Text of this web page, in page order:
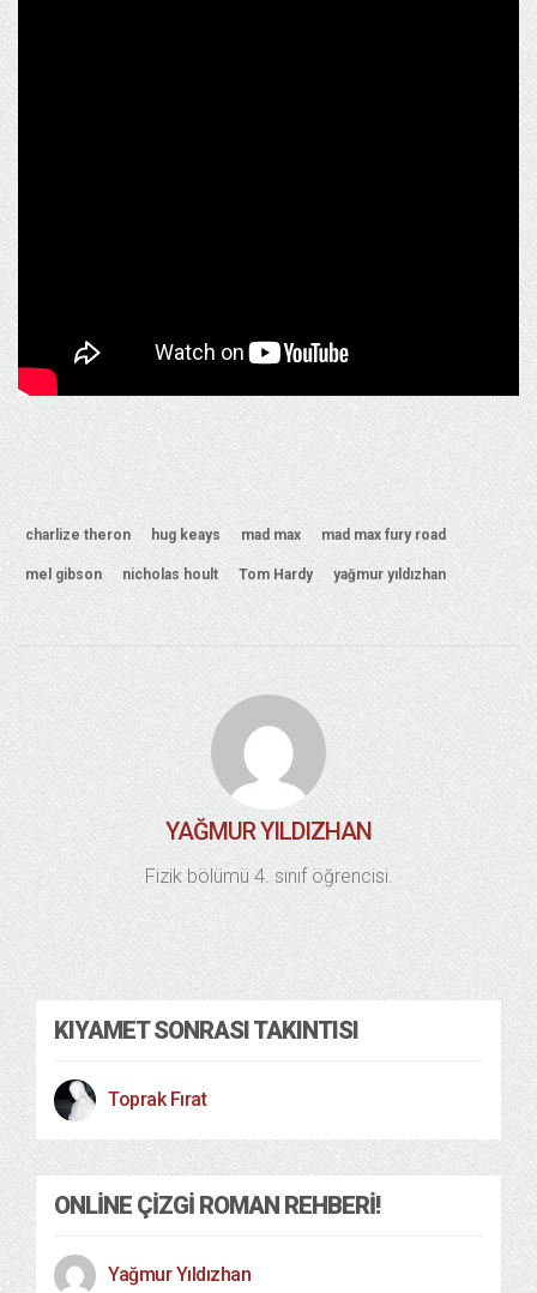
charlize theron hug keays mad max mad max fury road
mel gibson nicholas hoult Tom Hardy yağmur yıldızhan
YAĞMUR YILDIZHAN
Fizik bölümü 4. sınıf öğrencisi.
KIYAMET SONRASI TAKINTISI
Toprak Fırat
ONLINE ÇIZGI ROMAN REHBERI!
Yağmur Yıldızhan